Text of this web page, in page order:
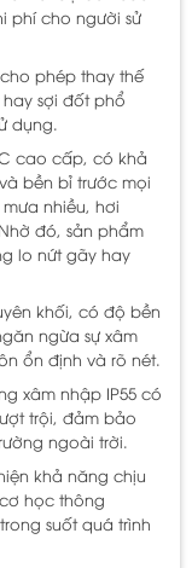
phí cho người sử
phép thay thế
sợi đốt phổ
dụng.
cao cấp, có khả
bền bỉ trước mọi
nhiều, hơi
đó, sản phẩm
lo nứt gãy hay
khối, có độ bền
ngừa sự xâm
ổn định và rõ nét.
xâm nhập IP55 có
trội, đảm bảo
ngoài trời.
khả năng chịu
học thông
suốt quá trình